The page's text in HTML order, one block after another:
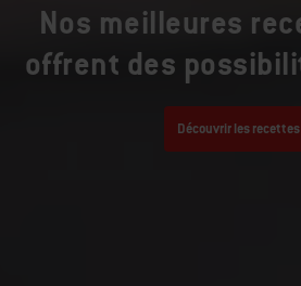
Nos meilleures
offrent des
Découvrir les recettes